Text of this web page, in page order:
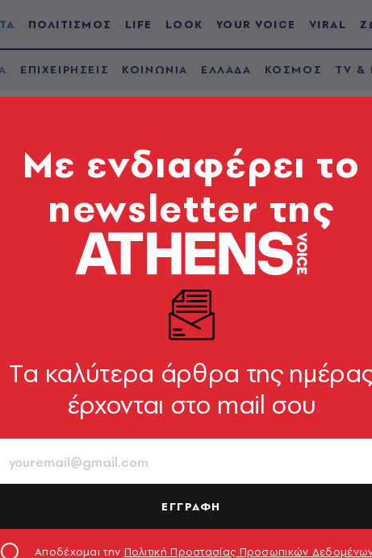
ΠΟΛΙΤΙΣΜΟΣ LIFE LOOK YOUR VOICE VIRAL
ΕΠΙΧΕΙΡΗΣΕΙΣ ΚΟΙΝΩΝΙΑ ΕΛΛΑΔΑ ΚΟΣΜΟΣ TV &
ForrestGump 186
των εξωγήινων μηνυμάτων στους πίνακες
του ΠAO)
Mε ενδιαφέρει το
newsletter της
Tα καλύτερα άρθρα της
έρχονται στο mail σου
ΕΓΓΡΑΦΗ
Αποδέχομαι την Πολιτική Προστασίας Προσωπικών